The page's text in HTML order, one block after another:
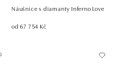
Náušnice s diamanty Inferno Love
od 67 754 Kč